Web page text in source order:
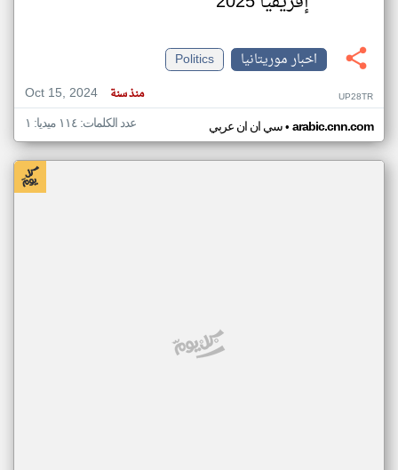
اخبار موريتانيا
Politics
Oct 15, 2024
منذ سنة UP28TR
سي ان ان عربي• arabic.cnn.com عدد الكلمات: ١١٤ ميديا: ١